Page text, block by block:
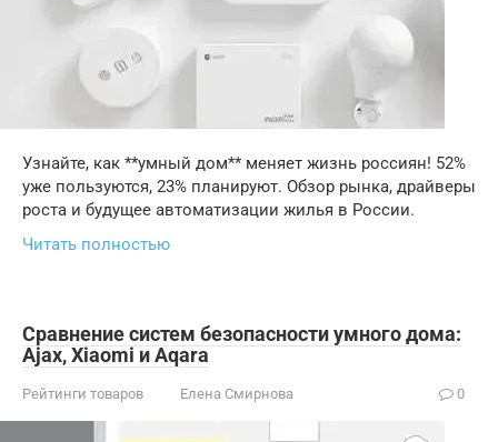
Узнайте, как **умный дом** меняет жизнь россиян! 52%
уже пользуются, 23% планируют. Обзор рынка, драйверы
роста и будущее автоматизации жилья в России.
Читать полностью
Сравнение систем безопасности умного дома:
Ajax, Xiaomi и Aqara
Рейтинги товаров Елена Смирнова 0